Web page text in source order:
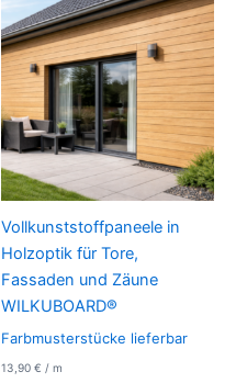
Vollkunststoffpaneele in
Holzoptik für Tore,
Fassaden und Zäune
WILKUBOARD®
Farbmusterstücke lieferbar
13,90 € / m